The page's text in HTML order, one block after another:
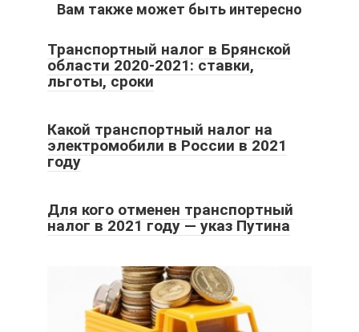
Вам также может быть интересно
Транспортный налог в Брянской
области 2020-2021: ставки,
льготы, сроки
Какой транспортный налог на
электромобили в России в 2021
году
Для кого отменен транспортный
налог в 2021 году — указ Путина